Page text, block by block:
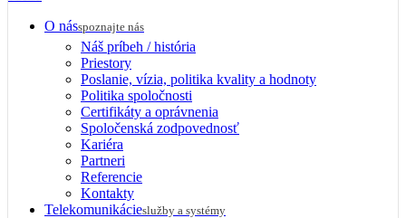
O násspoznajte nás
Náš príbeh / história
Priestory
Poslanie, vízia, politika kvality a hodnoty
Politika spoločnosti
Certifikáty a oprávnenia
Spoločenská zodpovednosť
Kariéra
Partneri
Referencie
Kontakty
Telekomunikácieslužby a systémy